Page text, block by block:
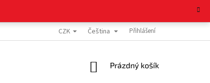
REKLAMAČNÍ ŘÁD OCHRANA OSOBNÍCH ÚDAJŮ
CZK Čeština Přihlášení
NÁKUPNÍ
Prázdný košík